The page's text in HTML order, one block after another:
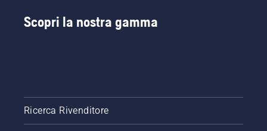
Scopri la nostra gamma
Ricerca Rivenditore